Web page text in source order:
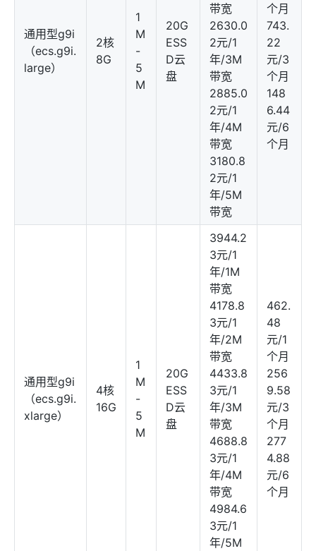
通用型g9i
（ecs.g9i.
large）
2核
8G
1
M
-
5
M
20G
ESS
D云
盘
带宽
2630.0
2元/1
年/3M
带宽
2885.0
2元/1
年/4M
带宽
3180.8
2元/1
年/5M
带宽
个月
743.
22
元/3
个月
148
6.44
元/6
个月
通用型g9i
（ecs.g9i.
xlarge）
4核
16G
1
M
-
5
M
20G
ESS
D云
盘
3944.2
3元/1
年/1M
带宽
4178.8
3元/1
年/2M
带宽
4433.8
3元/1
年/3M
带宽
4688.8
3元/1
年/4M
带宽
4984.6
3元/1
年/5M
462.
48
元/1
个月
256
9.58
元/3
个月
277
4.88
元/6
个月